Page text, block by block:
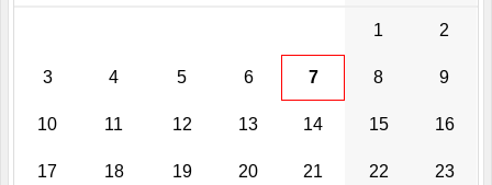
1 2
3 4 5 6 7 8 9
10 11 12 13 14 15 16
17 18 19 20 21 22 23